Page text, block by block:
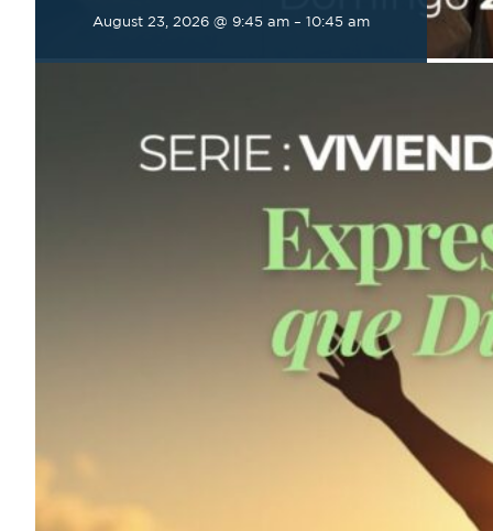
August 23, 2026 @ 9:45 am – 10:45 am